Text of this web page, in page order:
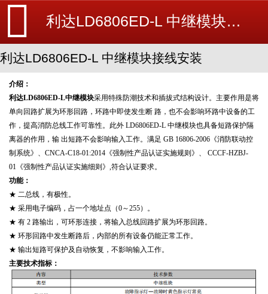
利达LD6806ED-L 中继模块接线安装-利达消防新闻-消防设备安装_北京探测器清洗_江苏消防改造维修-苏州消防工程施工安装公司-
利达LD6806ED-L 中继模块接线安装
介绍：
利达LD6806ED-L中继模块采用特殊防潮技术和插拔式结构设计。主要作用是将
单向回路扩展为环形回路，环路中即使发生断 路，也不会影响环路中设备的工
作，提高消防总线工作可靠性。此外 LD6806ED-L 中继模块也具备短路保护隔
离器的作用，输 出短路不会影响输入工作。满足 GB 16806-2006《消防联动控
制系统》、CNCA-C18-01:2014《强制性产品认证实施规则》、 CCCF-HZBJ-
01《强制性产品认证实施细则》,符合认证要求。
功能：
★ 二总线，有极性。
★ 采用电子编码，占一个地址点（0～255）。
★ 有 2 路输出，可环形连接，将输入总线回路扩展为环形回路。
★ 环形回路中发生断路后，内部的所有设备仍能正常工作。
★ 输出短路可保护及自动恢复，不影响输入工作。
主要技术指标：